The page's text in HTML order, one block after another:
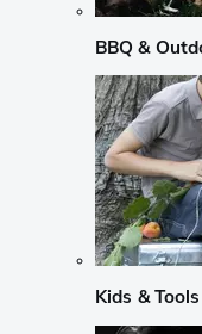
BBQ &
Kids & Tools